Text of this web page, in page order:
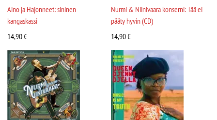
Aino ja Hajonneet: sininen
kangaskassi
14,90€
Nurmi & Niinivaara konserni: Tää ei
pääty hyvin (CD)
14,90€